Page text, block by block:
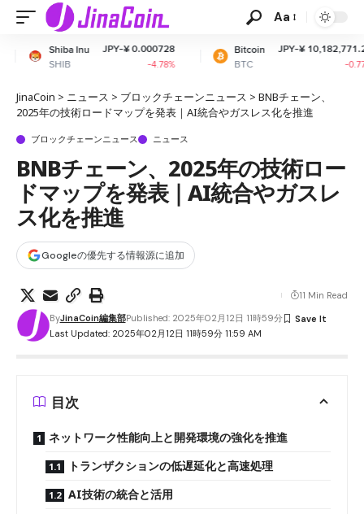
Aa
JPY-¥ 0.000728
-4.78%
Bitcoin
BTC
JPY-¥ 10,182,771.26
JinaCoin > ニュース > ブロックチェーンニュース > BNBチェーン、
2025年の技術ロードマップを発表｜AI統合やガスレス化を推進
ブロックチェーンニュース ニュース
BNBチェーン、2025年の技術ロー
ドマップを発表｜AI統合やガスレ
ス化を推進
Googleの優先する情報源に追加
Last Updated: 2025年02月12日 11時59分 11:59 AM
ByJinaCoin編集部Published: 2025年02月12日 11時59分
11 Min Read
目次
ネットワーク性能向上と開発環境の強化を推進
トランザクションの低遅延化と高速処理
AI技術の統合と活用